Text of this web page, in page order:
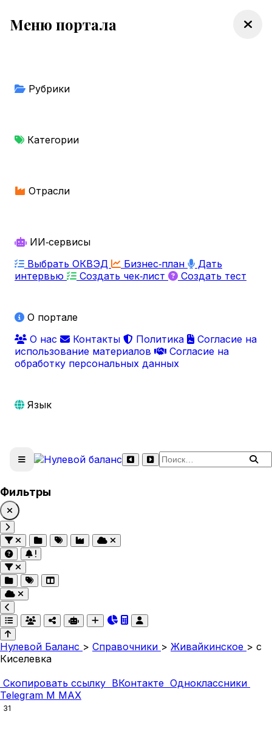
Меню портала
Рубрики
Категории
Отрасли
ИИ‑сервисы
Выбрать ОКВЭД
Бизнес‑план
Дать
интервью
Создать чек‑лист Создать тест
О портале
О нас
Контакты Политика
Согласие на
использование материалов
Согласие на
обработку персональных данных
Язык
Поиск по сайту
Фильтры
Нулевой Баланс > Справочники > Живайкинское > с
Киселевка
Скопировать ссылку ВКонтакте Одноклассники
Telegram M MAX
31